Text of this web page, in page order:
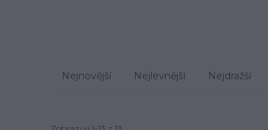
Nejnovější Nejlevnější Nejdražší
Zobrazuji 1-13 z 13